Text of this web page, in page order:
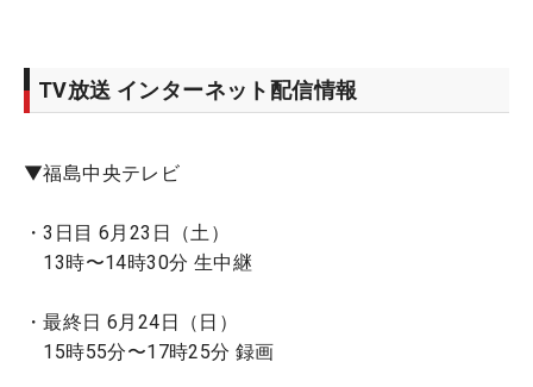
TV放送 インターネット配信情報
▼福島中央テレビ
・3日目 6月23日（土）
13時〜14時30分 生中継
・最終日 6月24日（日）
15時55分〜17時25分 録画